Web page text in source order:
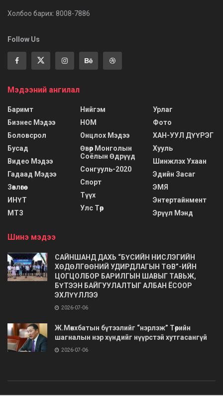
Холбоо барих: 8008-7886
Follow Us
Мэдээний ангилал
Баримт
Бизнес Мэдээ
Боловсрол
Бусад
Видео Мэдээ
Гадаад Мэдээ
Зөвлөгөө
ИНҮТ
МТЗ
Нийгэм
НОМ
Онцлох Мэдээ
Өвөр Монголын
Соёлын Өдрүүд
Сонгууль-2020
Спорт
Түүх
Улс Төр
Урлаг
Фото
ХАН-УУЛ ДҮҮРЭГ
Хууль
Шинжлэх Ухаан
Эдийн Засаг
ЭМЯ
Энтертайнмент
Эрүүл Мэнд
Шинэ мэдээ
САЙНШАНД ДАХЬ “БҮСИЙН НИСЛЭГИЙН
ХӨДӨЛГӨӨНИЙ УДИРДЛАГЫН ТӨВ”-ИЙН
ЦОГЦОЛБОР БАРИЛГЫН ШАВЫГ ТАВЬЖ,
БҮТЭЭН БАЙГУУЛАЛТЫГ АЛБАН ЁСООР
ЭХЛҮҮЛЛЭЭ
2026-07-06
Ж.Мөнхбатын бүтээлийг “нэрлэж” Төрийн
шагналын нэр хүндийг нүүрстэй хутгасангүй
2026-07-06